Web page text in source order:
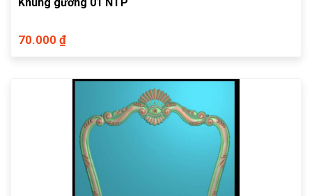
70.000 ₫